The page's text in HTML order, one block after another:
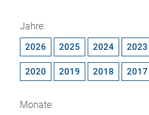
Jahre:
2026 2025 2024 2023
2020 2019 2018 2017
Monate: